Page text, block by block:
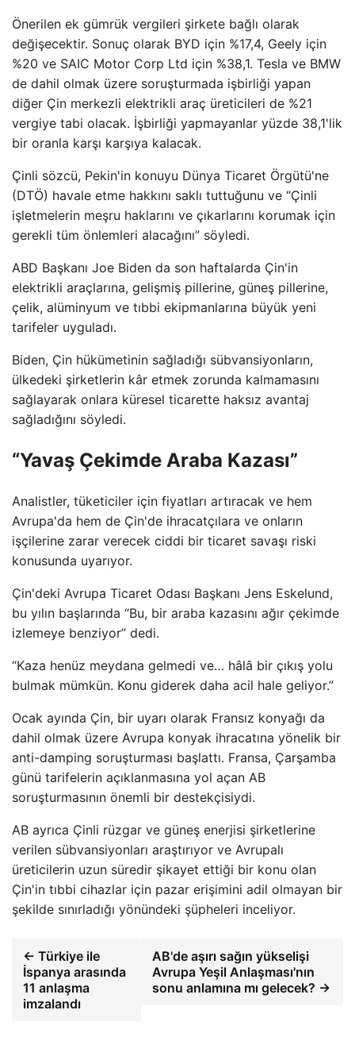
Önerilen ek gümrük vergileri şirkete bağlı olarak
değişecektir. Sonuç olarak BYD için %17,4, Geely için
%20 ve SAIC Motor Corp Ltd için %38,1. Tesla ve BMW
de dahil olmak üzere soruşturmada işbirliği yapan
diğer Çin merkezli elektrikli araç üreticileri de %21
vergiye tabi olacak. İşbirliği yapmayanlar yüzde 38,1'lik
bir oranla karşı karşıya kalacak.
Çinli sözcü, Pekin'in konuyu Dünya Ticaret Örgütü'ne
(DTÖ) havale etme hakkını saklı tuttuğunu ve “Çinli
işletmelerin meşru haklarını ve çıkarlarını korumak için
gerekli tüm önlemleri alacağını” söyledi.
ABD Başkanı Joe Biden da son haftalarda Çin'in
elektrikli araçlarına, gelişmiş pillerine, güneş pillerine,
çelik, alüminyum ve tıbbi ekipmanlarına büyük yeni
tarifeler uyguladı.
Biden, Çin hükümetinin sağladığı sübvansiyonların,
ülkedeki şirketlerin kâr etmek zorunda kalmamasını
sağlayarak onlara küresel ticarette haksız avantaj
sağladığını söyledi.
“Yavaş Çekimde Araba Kazası”
Analistler, tüketiciler için fiyatları artıracak ve hem
Avrupa'da hem de Çin'de ihracatçılara ve onların
işçilerine zarar verecek ciddi bir ticaret savaşı riski
konusunda uyarıyor.
Çin'deki Avrupa Ticaret Odası Başkanı Jens Eskelund,
bu yılın başlarında “Bu, bir araba kazasını ağır çekimde
izlemeye benziyor” dedi.
“Kaza henüz meydana gelmedi ve… hâlâ bir çıkış yolu
bulmak mümkün. Konu giderek daha acil hale geliyor.”
Ocak ayında Çin, bir uyarı olarak Fransız konyağı da
dahil olmak üzere Avrupa konyak ihracatına yönelik bir
anti-damping soruşturması başlattı. Fransa, Çarşamba
günü tarifelerin açıklanmasına yol açan AB
soruşturmasının önemli bir destekçisiydi.
AB ayrıca Çinli rüzgar ve güneş enerjisi şirketlerine
verilen sübvansiyonları araştırıyor ve Avrupalı ​​
üreticilerin uzun süredir şikayet ettiği bir konu olan
Çin'in tıbbi cihazlar için pazar erişimini adil olmayan bir
şekilde sınırladığı yönündeki şüpheleri inceliyor.
← Türkiye ile
İspanya arasında
11 anlaşma
imzalandı
AB'de aşırı sağın yükselişi
Avrupa Yeşil Anlaşması'nın
sonu anlamına mı gelecek? →